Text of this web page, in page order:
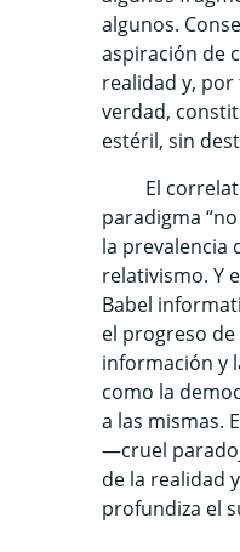
algunos.
aspiración de
realidad y,
verdad,
estéril, sin
El correlato
paradigma
la prevalencia
relativismo. Y
Babel
el progreso
información y
como la
a las mismas.
—cruel
de la realidad
profundiza el